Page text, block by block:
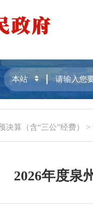
决算（含“三公”经费） >
2026年度泉